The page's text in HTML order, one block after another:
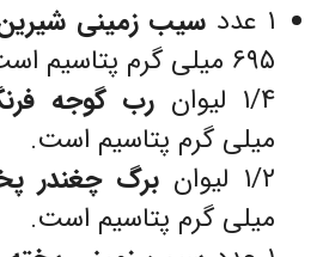
۱ عدد سیب زمینی
۶۹۵ میلی گرم پتاسیم است.
۱/۴ لیوان
رب گوجه
میلی گرم پتاسیم است.
۱/۲ لیوان
برگ چغندر
میلی گرم پتاسیم است.